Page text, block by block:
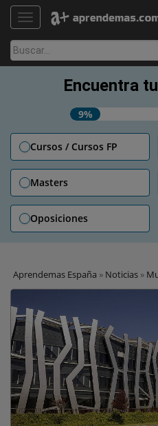
TOGGLE NAVIGATION
Buscar:
Encuentra
9%
Cursos / Cursos FP
Masters
Oposiciones
Aprendemas España » Noticias »
la Universidad de Vitoria firman